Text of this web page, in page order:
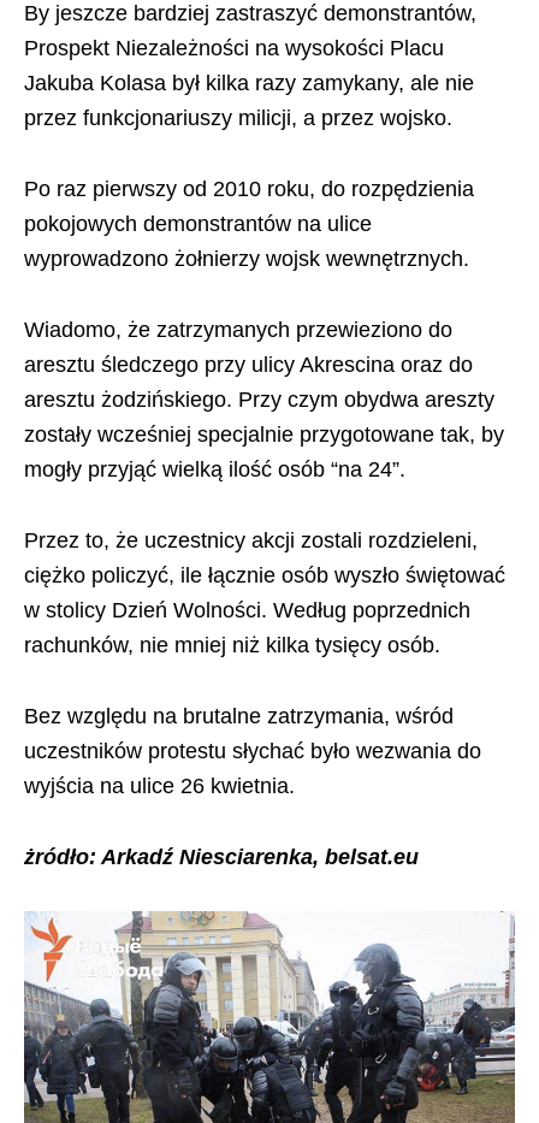
By jeszcze bardziej zastraszyć demonstrantów,
Prospekt Niezależności na wysokości Placu
Jakuba Kolasa był kilka razy zamykany, ale nie
przez funkcjonariuszy milicji, a przez wojsko.
Po raz pierwszy od 2010 roku, do rozpędzienia
pokojowych demonstrantów na ulice
wyprowadzono żołnierzy wojsk wewnętrznych.
Wiadomo, że zatrzymanych przewieziono do
aresztu śledczego przy ulicy Akrescina oraz do
aresztu żodzińskiego. Przy czym obydwa areszty
zostały wcześniej specjalnie przygotowane tak, by
mogły przyjąć wielką ilość osób “na 24”.
Przez to, że uczestnicy akcji zostali rozdzieleni,
ciężko policzyć, ile łącznie osób wyszło świętować
w stolicy Dzień Wolności. Według poprzednich
rachunków, nie mniej niż kilka tysięcy osób.
Bez względu na brutalne zatrzymania, wśród
uczestników protestu słychać było wezwania do
wyjścia na ulice 26 kwietnia.
żródło: Arkadź Niesciarenka, belsat.eu